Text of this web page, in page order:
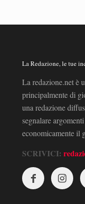
La Redazione, le tue
La redazione.net è
principalmente di
una redazione
segnalare
economicamente il
SCRIVICI: